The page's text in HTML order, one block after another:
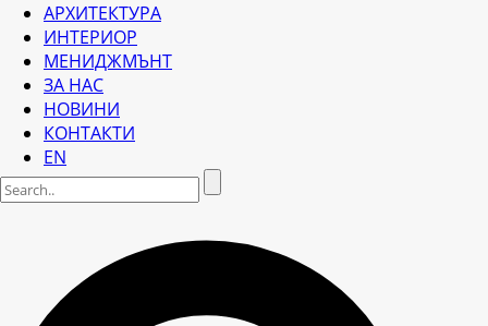
АРХИТЕКТУРА
ИНТЕРИОР
МЕНИДЖМЪНТ
ЗА НАС
НОВИНИ
КОНТАКТИ
EN